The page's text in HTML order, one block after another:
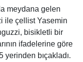
meydana gelen
ile çellist Yasemin
bisikletli bir
ifadelerine göre
yerinden bıçakladı.